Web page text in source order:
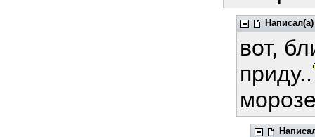
Написал(а)
вот,
приду..